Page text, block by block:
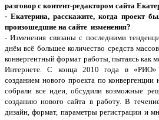
разговор с контент-редактором сайта
- Екатерина, расскажите, когда проект
произошедшие на сайте изменения?
- Изменения связаны с последними
днём всё большее количество средств
конвергентный формат работы, пытаясь как
Интернете. С конца 2010 года в «РИО»
созданием нового проекта по конвергенции
собрали все идеи, обсудили возможные
созданию нового сайта в работу. В
дизайн, формат, параметры регистрации и